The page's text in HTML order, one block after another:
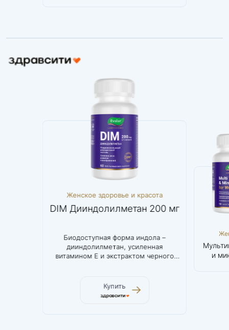
Женское здоровье и красота
DIM Дииндолилметан 200 мг
Биодоступная форма индола –
дииндолилметан, усиленная
витамином Е и экстрактом черного
Купить
Мозг и нервная
система
Холин 700 мг
здоровье и
красота
DIM
Дииндолилметан
и